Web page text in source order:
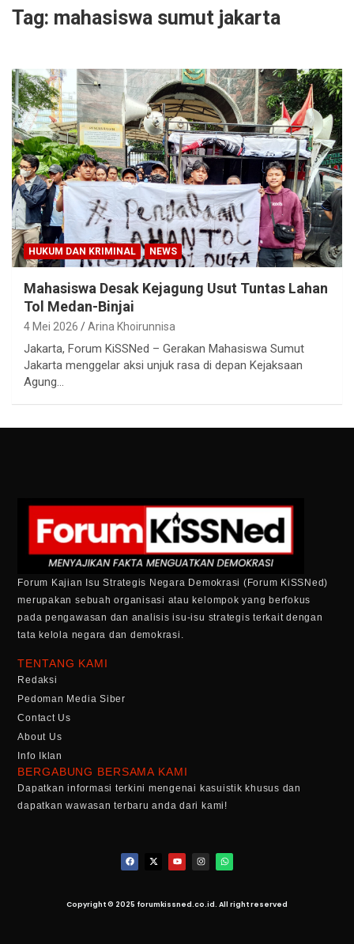
Tag: mahasiswa sumut jakarta
HUKUM DAN KRIMINAL NEWS
Mahasiswa Desak Kejagung Usut Tuntas Lahan
Tol Medan-Binjai
4 Mei 2026 Arina Khoirunnisa
Jakarta, Forum KiSSNed – Gerakan Mahasiswa Sumut
Jakarta menggelar aksi unjuk rasa di depan Kejaksaan
Agung…
Forum Kajian Isu Strategis Negara Demokrasi (Forum KiSSNed)
merupakan sebuah organisasi atau kelompok yang berfokus
pada pengawasan dan analisis isu-isu strategis terkait dengan
tata kelola negara dan demokrasi.
TENTANG KAMI
Redaksi
Pedoman Media Siber
Contact Us
About Us
Info Iklan
BERGABUNG BERSAMA KAMI
Dapatkan informasi terkini mengenai kasuistik khusus dan
dapatkan wawasan terbaru anda dari kami!
Copyright © 2025 forumkissned.co.id. All right reserved